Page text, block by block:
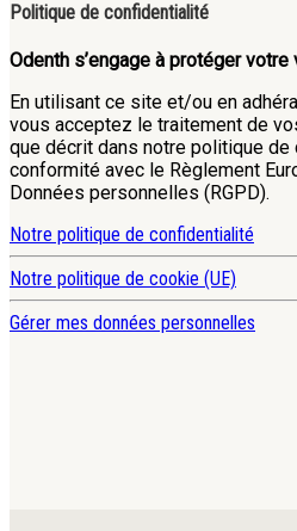
Politique de confidentialité
Odenth s’engage à protéger votre
En utilisant ce site et/ou en
vous acceptez le traitement de
que décrit dans notre politique
conformité avec le Règlement
Données personnelles (RGPD).
Notre politique de confidentialité
Notre politique de cookie (UE)
Gérer mes données personnelles